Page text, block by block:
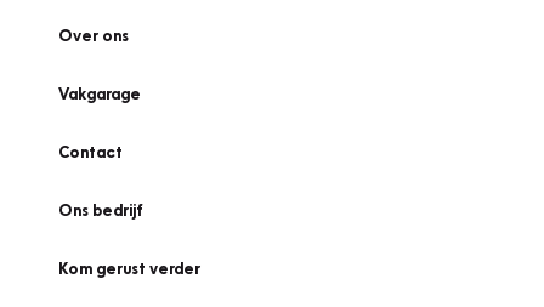
Over ons
Vakgarage
Contact
Ons bedrijf
Kom gerust verder